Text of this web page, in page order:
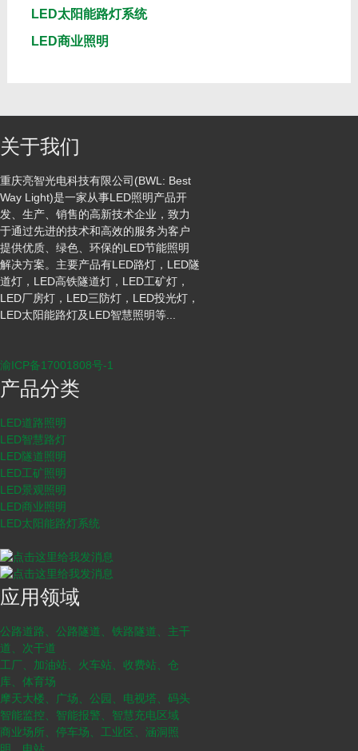
LED太阳能路灯系统
LED商业照明
关于我们
重庆亮智光电科技有限公司(BWL: Best
Way Light)是一家从事LED照明产品开
发、生产、销售的高新技术企业，致力
于通过先进的技术和高效的服务为客户
提供优质、绿色、环保的LED节能照明
解决方案。主要产品有LED路灯，LED隧
道灯，LED高铁隧道灯，LED工矿灯，
LED厂房灯，LED三防灯，LED投光灯，
LED太阳能路灯及LED智慧照明等...
渝ICP备17001808号-1
产品分类
LED道路照明
LED智慧路灯
LED隧道照明
LED工矿照明
LED景观照明
LED商业照明
LED太阳能路灯系统
应用领域
公路道路、公路隧道、铁路隧道、主干
道、次干道
工厂、加油站、火车站、收费站、仓
库、体育场
摩天大楼、广场、公园、电视塔、码头
智能监控、智能报警、智慧充电区域
商业场所、停车场、工业区、涵洞照